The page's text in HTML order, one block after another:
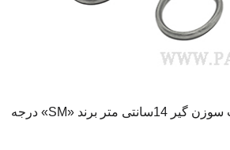
پنست سوزن گیر 14سانتی متر برند «SM» درجه